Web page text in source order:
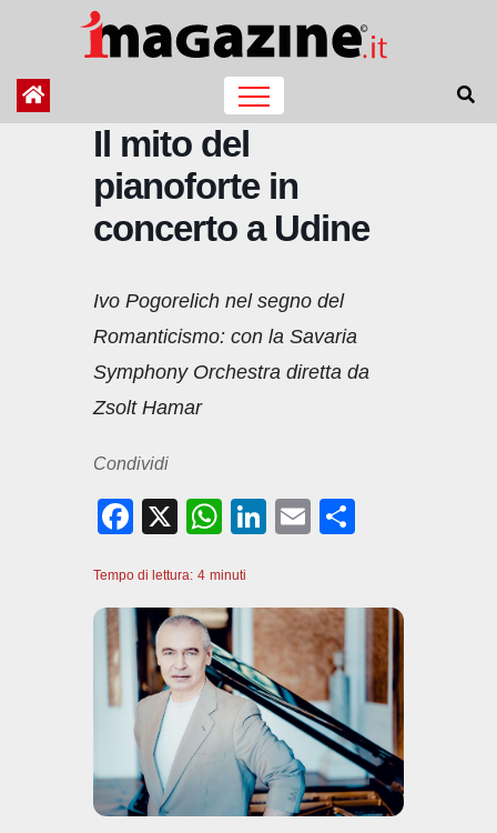
contenuto
Il mito del
pianoforte in
concerto a Udine
Ivo Pogorelich nel segno del
Romanticismo: con la Savaria
Symphony Orchestra diretta da
Zsolt Hamar
Condividi
F
c
e
b
o
o
k
X
W
at
s
A
p
p
Li
e
dI
n
E
di
vi
di
Tempo di lettura: 4 minuti